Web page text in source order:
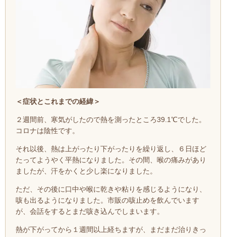
＜症状とこれまでの経緯＞
２週間前、 寒気がしたので熱を測ったところ39.1℃でした。
コロナは陰性です。
それ以後、熱は上がったり下がったりを繰り返し、６日ほど
たってようやく平熱になりました。その間、喉の痛みがあり
ましたが、汗をかくと少し楽になりました。
ただ、その後に口中や喉に乾きや粘りを感じるようになり、
咳も出るようになりました。市販の咳止めを飲んでいます
が、会話をするとまだ咳き込んでしまいます。
熱が下がってから１週間以上経ちますが、まだまだ治りきっ